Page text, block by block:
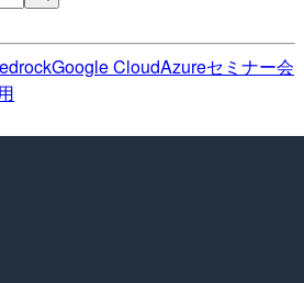
Google CloudAzureセミナー会